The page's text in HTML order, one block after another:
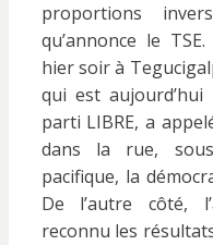
proportions
qu’annonce le
hier soir à
qui est
parti LIBRE, a
dans la rue,
pacifique, la
De l’autre côté,
reconnu les